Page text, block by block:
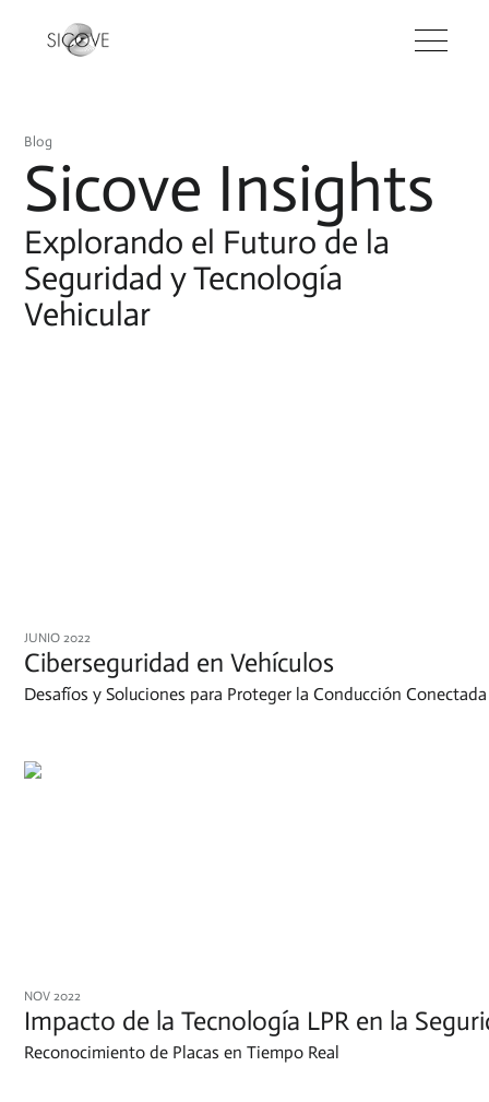
Blog
Sicove Insights
Explorando el Futuro de la
Seguridad y Tecnología
Vehicular
JUNIO 2022
Ciberseguridad en Vehículos
Desafíos y Soluciones para Proteger la Conducción Conectada
NOV 2022
Impacto de la Tecnología LPR en la
Reconocimiento de Placas en Tiempo Real